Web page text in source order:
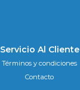
Servicio Al Cliente
Términos y condiciones
Contacto